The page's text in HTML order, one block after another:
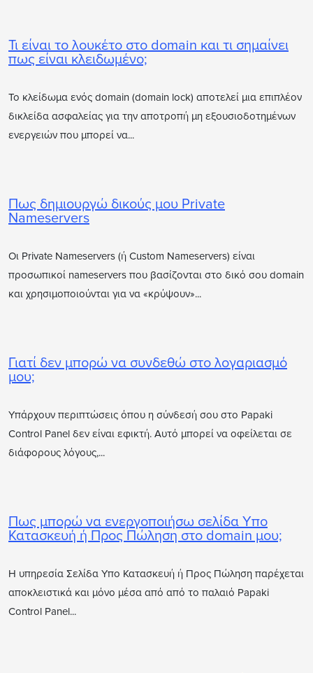
Τι είναι το λουκέτο στο domain και τι σημαίνει
πως είναι κλειδωμένο;
Το κλείδωμα ενός domain (domain lock) αποτελεί μια επιπλέον
δικλείδα ασφαλείας για την αποτροπή μη εξουσιοδοτημένων
ενεργειών που μπορεί να...
Πως δημιουργώ δικούς μου Private
Nameservers
Οι Private Nameservers (ή Custom Nameservers) είναι
προσωπικοί nameservers που βασίζονται στο δικό σου domain
και χρησιμοποιούνται για να «κρύψουν»...
Γιατί δεν μπορώ να συνδεθώ στο λογαριασμό
μου;
Υπάρχουν περιπτώσεις όπου η σύνδεσή σου στο Papaki
Control Panel δεν είναι εφικτή. Αυτό μπορεί να οφείλεται σε
διάφορους λόγους,...
Πως μπορώ να ενεργοποιήσω σελίδα Υπο
Κατασκευή ή Προς Πώληση στο domain μου;
Η υπηρεσία Σελίδα Υπο Κατασκευή ή Προς Πώληση παρέχεται
αποκλειστικά και μόνο μέσα από από το παλαιό Papaki
Control Panel...